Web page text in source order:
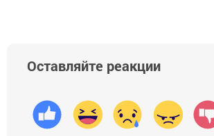
Оставляйте реакции